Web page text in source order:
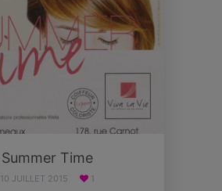
Summer Time
10 JUILLET 2015 1